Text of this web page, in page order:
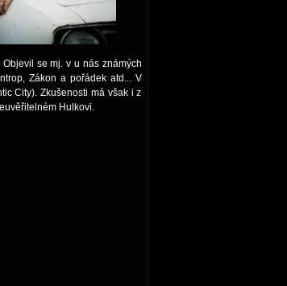
se mj. v u nás známých
Zákon a pořádek atd... V
City). Zkušenosti má však i z
Hulkovi.